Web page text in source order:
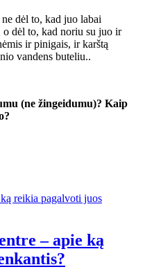
dėl to, kad juo labai
dėl to, kad noriu su juo ir
ir pinigais, ir karštą
vandens buteliu..
(ne žingeidumu)? Kaip
– apie ką